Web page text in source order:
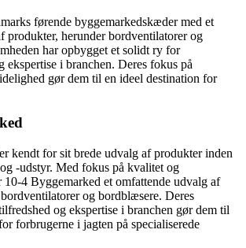
førende byggemarkedskæder med et
produkter, herunder bordventilatorer og
har opbygget et solidt ry for
ekspertise i branchen. Deres fokus på
gør dem til en ideel destination for
kendt for sit brede udvalg af produkter inden
-udstyr. Med fokus på kvalitet og
4 Byggemarked et omfattende udvalg af
og bordblæsere. Deres
og ekspertise i branchen gør dem til
forbrugerne i jagten på specialiserede